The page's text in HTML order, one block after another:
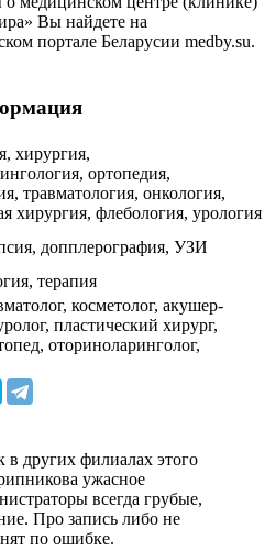
Вы найдете на
портале Беларусии medby.su.
хирургия,
ортопедия,
травматология, онкология,
хирургия, флебология, урология
допплерография, УЗИ
терапия
косметолог, акушер-
пластический хирург,
оториноларинголог,
в других филиалах этого
ужасное
всегда грубые,
Про запись либо не
по ошибке.